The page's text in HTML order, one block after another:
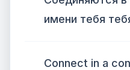
имени тебя
Connect in a